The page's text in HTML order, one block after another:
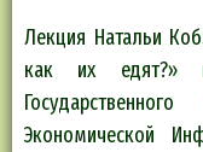
Лекция Натальи
как их едят?»
Экономической